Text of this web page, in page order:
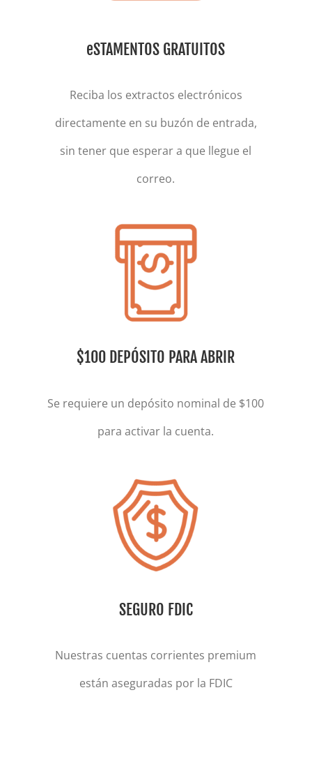
eSTAMENTOS GRATUITOS
Reciba los extractos electrónicos
directamente en su buzón de entrada,
sin tener que esperar a que llegue el
correo.
$100 DEPÓSITO PARA ABRIR
Se requiere un depósito nominal de $100
para activar la cuenta.
SEGURO FDIC
Nuestras cuentas corrientes premium
están aseguradas por la FDIC